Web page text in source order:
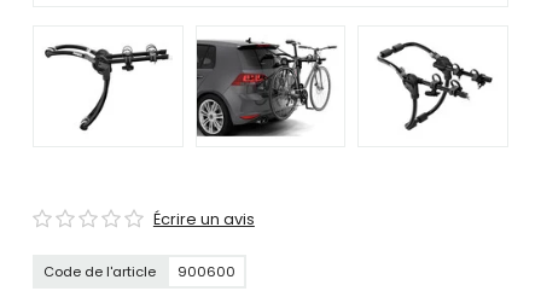
Écrire un avis
Code de l'article 900600